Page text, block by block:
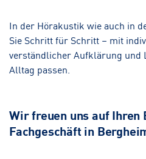
In der Hörakustik wie auch in
Sie Schritt für Schritt – mit
verständlicher Aufklärung und
Alltag passen.
Wir freuen uns auf Ihren
Fachgeschäft in